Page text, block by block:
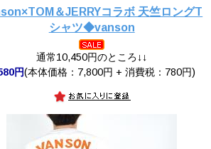
＆JERRYコラボ 天竺ロングT
シャツ◆vanson
通常10,450円のところ↓↓
円(本体価格：7,800円 + 消費税：780円)